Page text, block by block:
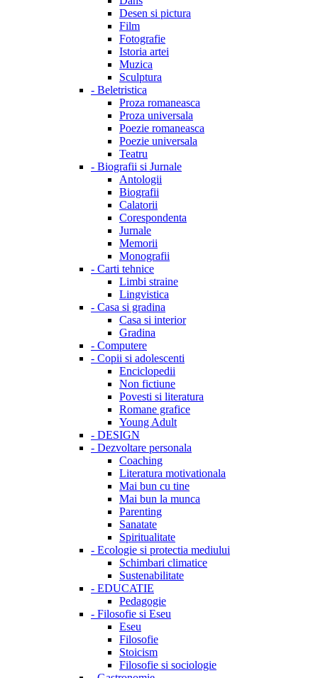
Desen si pictura
Film
Fotografie
Istoria artei
Muzica
Sculptura
- Beletristica
Proza romaneasca
Proza universala
Poezie romaneasca
Poezie universala
Teatru
- Biografii si Jurnale
Antologii
Biografii
Calatorii
Corespondenta
Jurnale
Memorii
Monografii
- Carti tehnice
Limbi straine
Lingvistica
- Casa si gradina
Casa si interior
Gradina
- Computere
- Copii si adolescenti
Enciclopedii
Non fictiune
Povesti si literatura
Romane grafice
Young Adult
- DESIGN
- Dezvoltare personala
Coaching
Literatura motivationala
Mai bun cu tine
Mai bun la munca
Parenting
Sanatate
Spiritualitate
- Ecologie si protectia mediului
Schimbari climatice
Sustenabilitate
- EDUCATIE
Pedagogie
- Filosofie si Eseu
Eseu
Filosofie
Stoicism
Filosofie si sociologie